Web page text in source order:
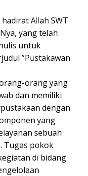
Allah SWT
yang telah
untuk
”Pustakawan
orang yang
dan memiliki
dengan
yang
sebuah
Tugas pokok
di bidang